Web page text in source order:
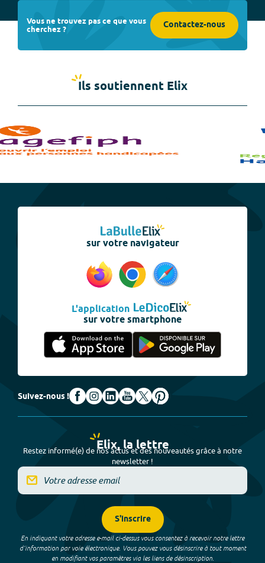
Vous ne trouvez pas ce que vous
cherchez ? Contactez-nous
Ils soutiennent Elix
sur votre navigateur
L'application
sur votre smartphone
Suivez-nous !
Elix, la lettre
Restez informé(e) de nos actus et des nouveautés grâce à notre
newsletter !
S'inscrire
En indiquant votre adresse e-mail ci-dessus vous consentez à recevoir notre lettre
d’information par voie électronique. Vous pouvez vous désinscrire à tout moment
en modifiant vos paramètres via les liens de désinscription.